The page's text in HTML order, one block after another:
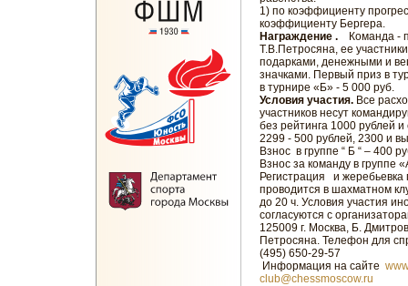
1) по коэффициенту
коэффициенту Бергера.
Награждение .
Команда -
Т.В.Петросяна, ее
подарками, денежными и
значками. Первый приз в
в турнире «Б» - 5 000 руб.
Условия участия. Все
участников несут
без рейтинга 1000 рублей
2299 - 500 рублей, 2300 и
Взнос в группе “ Б “ – 400
Взнос за команду в группе
Регистрация и
проводится в шахматном
до 20 ч. Условия участия
согласуются с
125009 г. Москва, Б.
Петросяна. Телефон для
(495) 650-29-57
Информация на сайте
club@chessmoscow.ru